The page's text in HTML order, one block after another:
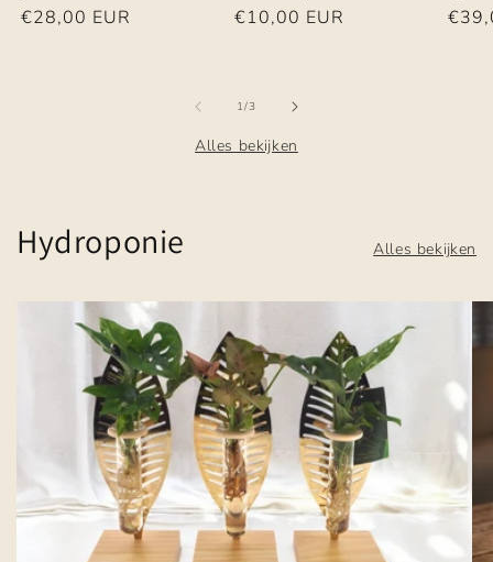
Normale
€28,00 EUR
Normale
€10,00 EUR
1/van
3
Alles bekijken
Hydroponie Alles bekijken